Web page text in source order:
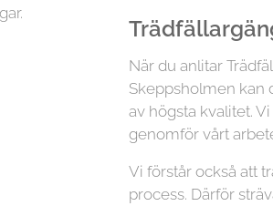
När du anlitar
Skeppsholmen kan
av högsta kvalitet.
genomför vårt
Vi förstår också att
process. Därför